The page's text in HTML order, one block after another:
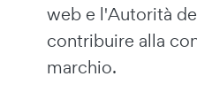
web e l'Autorità
contribuire alla
marchio.